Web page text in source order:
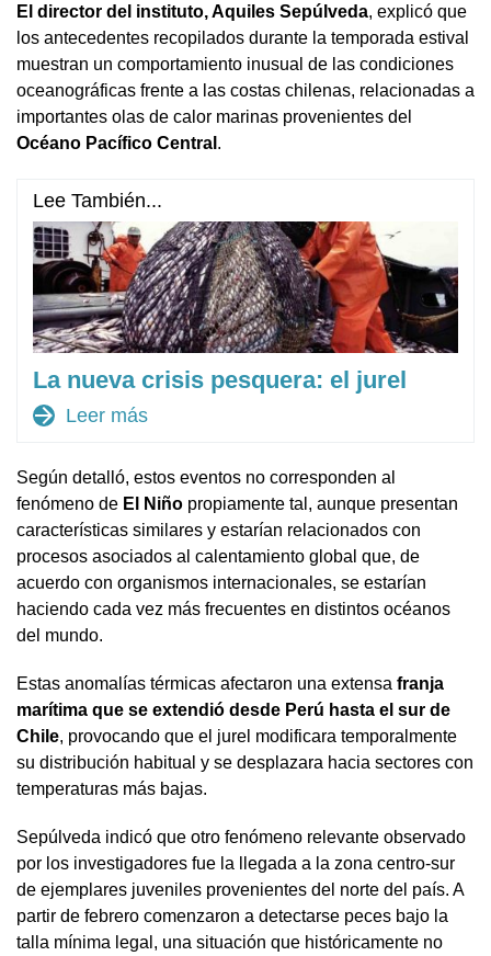
El director del instituto, Aquiles Sepúlveda, explicó que
los antecedentes recopilados durante la temporada estival
muestran un comportamiento inusual de las condiciones
oceanográficas frente a las costas chilenas, relacionadas a
importantes olas de calor marinas provenientes del
Océano Pacífico Central .
Lee También...
La nueva crisis pesquera: el jurel
arrow_forward Leer más
Según detalló, estos eventos no corresponden al
fenómeno de El Niño propiamente tal, aunque presentan
características similares y estarían relacionados con
procesos asociados al calentamiento global que, de
acuerdo con organismos internacionales, se estarían
haciendo cada vez más frecuentes en distintos océanos
del mundo.
Estas anomalías térmicas afectaron una extensa franja
marítima que se extendió desde Perú hasta el sur de
Chile, provocando que el jurel modificara temporalmente
su distribución habitual y se desplazara hacia sectores con
temperaturas más bajas.
Sepúlveda indicó que otro fenómeno relevante observado
por los investigadores fue la llegada a la zona centro-sur
de ejemplares juveniles provenientes del norte del país. A
partir de febrero comenzaron a detectarse peces bajo la
talla mínima legal, una situación que históricamente no